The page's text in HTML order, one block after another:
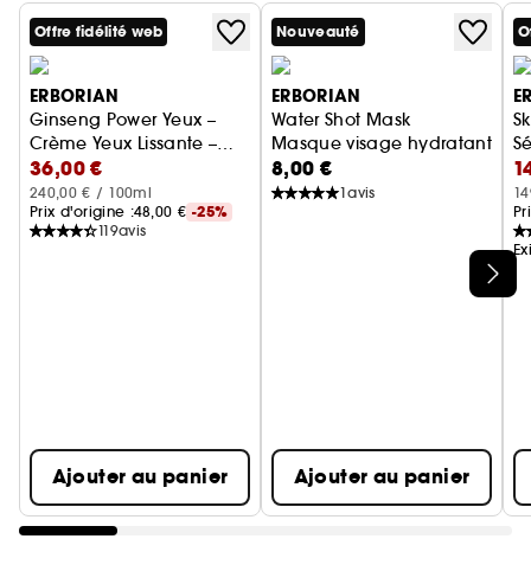
Vegan. 88% d'ingrédients d'origine naturelle.
Offre fidélité web
ERBORIAN
Ginseng Power Yeux –
Crème Yeux Lissante –
Ridules & Rides
36,00 €
240,00 € / 100ml
Prix d'origine :48,00 € -25%
119avis
Ajouter au panier
Nouveauté
ERBORIAN
Water Shot Mask
Masque visage hydratant
8,00 €
1avis
Ajouter au panier